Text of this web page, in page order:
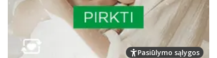
Pasiūlymo sąlygos